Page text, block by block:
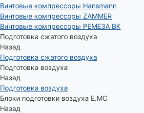
Винтовые компрессоры Hansmann
Винтовые компрессоры ZAMMER
Винтовые компрессоры РЕМЕЗА ВК
Подготовка сжатого воздуха
Назад
Подготовка сжатого воздуха
Подготовка воздуха
Назад
Подготовка воздуха
Блоки подготовки воздуха E.MC
Назад